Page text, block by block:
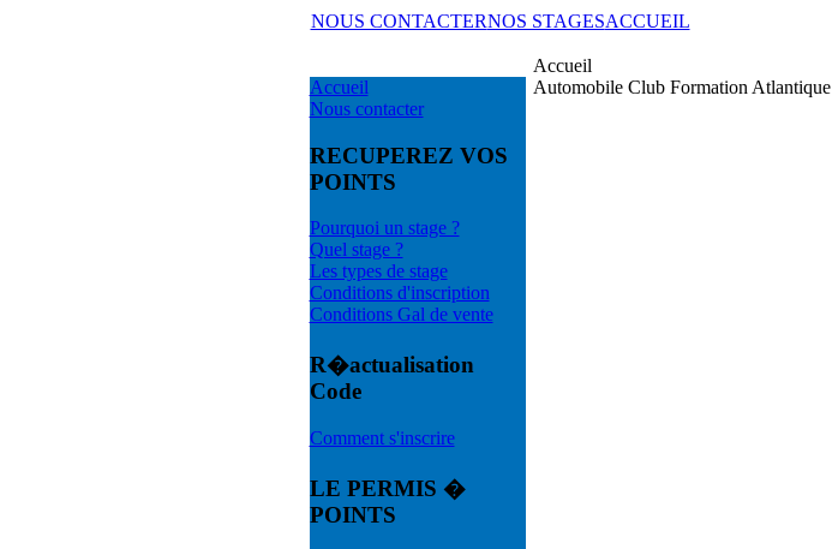
NOUS CONTACTERNOS STAGESACCUEIL
Accueil
Accueil
Nous contacter
RECUPEREZ VOS
POINTS
Pourquoi un stage ?
Quel stage ?
Les types de stage
Conditions d'inscription
Conditions Gal de vente
R�actualisation
Code
Comment s'inscrire
LE PERMIS �
POINTS
Automobile Club Formation Atlantique